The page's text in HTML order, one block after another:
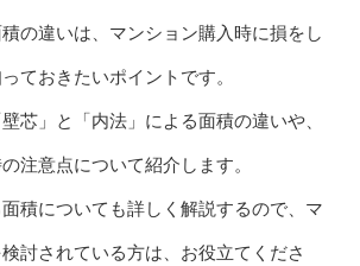
の違いは、マンション購入時に損をし
ておきたいポイントです。
芯」と「内法」による面積の違いや、
注意点について紹介します。
積についても詳しく解説するので、マ
討されている方は、お役立てくださ